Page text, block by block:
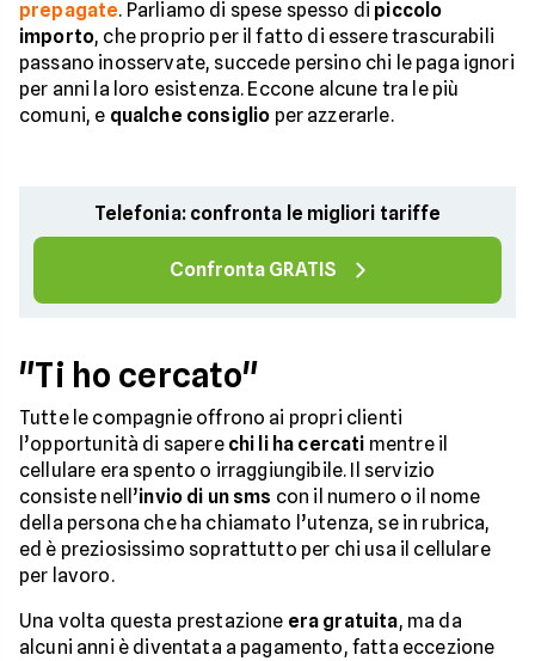
prepagate. Parliamo di spese spesso di piccolo
importo, che proprio per il fatto di essere trascurabili
passano inosservate, succede persino chi le paga ignori
per anni la loro esistenza. Eccone alcune tra le più
comuni, e qualche consiglio per azzerarle.
Telefonia: confronta le migliori tariffe
Confronta GRATIS
"Ti ho cercato"
Tutte le compagnie offrono ai propri clienti
l’opportunità di sapere chi li ha cercati mentre il
cellulare era spento o irraggiungibile. Il servizio
consiste nell’invio di un sms con il numero o il nome
della persona che ha chiamato l’utenza, se in rubrica,
ed è preziosissimo soprattutto per chi usa il cellulare
per lavoro.
Una volta questa prestazione era gratuita, ma da
alcuni anni è diventata a pagamento, fatta eccezione